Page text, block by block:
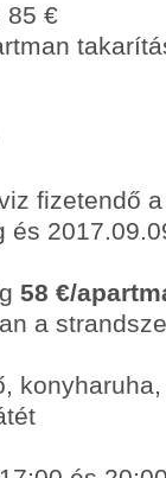
85 €
fizetendő
és
58 €/
a